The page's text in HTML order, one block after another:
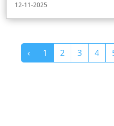
12-11-2025
‹ 1 2 3 4